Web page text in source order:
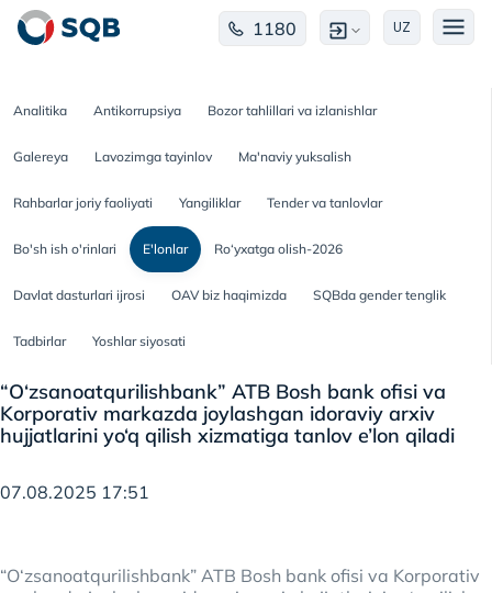
1180 UZ
Analitika Antikorrupsiya Bozor tahlillari va izlanishlar
Galereya Lavozimga tayinlov Ma'naviy yuksalish
Rahbarlar joriy faoliyati Yangiliklar Tender va tanlovlar
Bo'sh ish o'rinlari E'lonlar Ro‘yxatga olish-2026
Davlat dasturlari ijrosi OAV biz haqimizda SQBda gender tenglik
Tadbirlar Yoshlar siyosati
“O‘zsanoatqurilishbank” ATB Bosh bank ofisi va
Korporativ markazda joylashgan idoraviy arxiv
hujjatlarini yo‘q qilish xizmatiga tanlov e’lon qiladi
07.08.2025 17:51
“O‘zsanoatqurilishbank” ATB Bosh bank ofisi va Korporativ